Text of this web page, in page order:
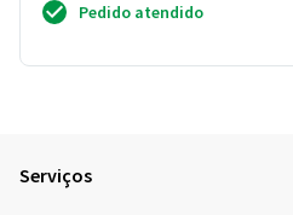
Pedido atendido
Serviços